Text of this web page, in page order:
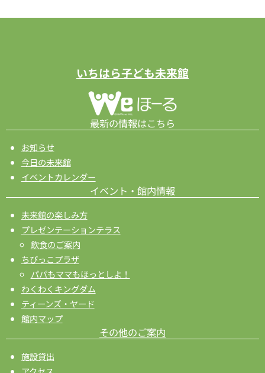
いちはら子ども未来館
最新の情報はこちら
お知らせ
今日の未来館
イベントカレンダー
イベント・館内情報
未来館の楽しみ方
プレゼンテーションテラス
飲食のご案内
ちびっこプラザ
パパもママもほっとしよ！
わくわくキングダム
ティーンズ・ヤード
館内マップ
その他のご案内
施設貸出